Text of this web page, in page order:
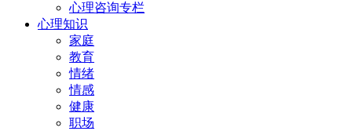
心理咨询专栏
心理知识
家庭
教育
情绪
情感
健康
职场